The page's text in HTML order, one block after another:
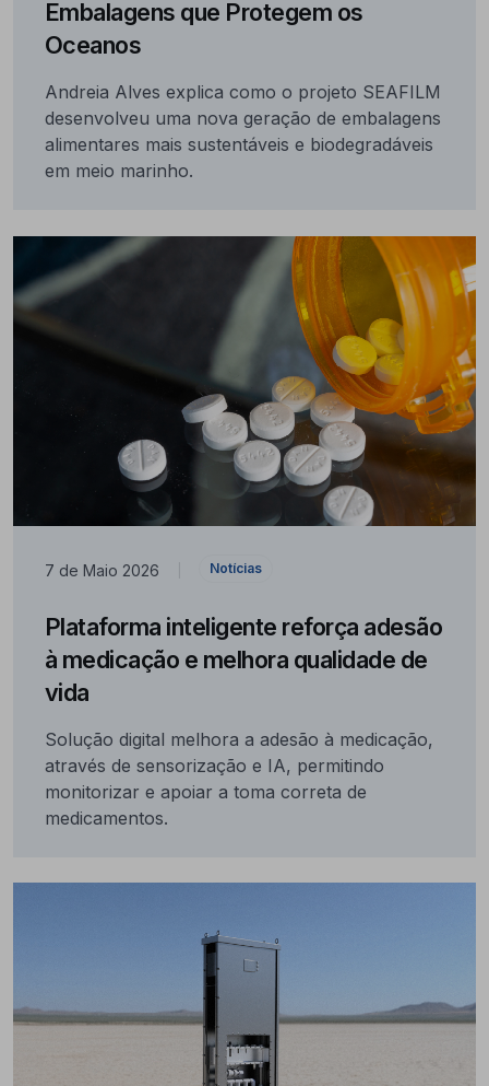
Embalagens que Protegem os
Oceanos
Andreia Alves explica como o projeto SEAFILM
desenvolveu uma nova geração de embalagens
alimentares mais sustentáveis e biodegradáveis
em meio marinho.
7 de Maio 2026 Notícias
Plataforma inteligente reforça adesão
à medicação e melhora qualidade de
vida
Solução digital melhora a adesão à medicação,
através de sensorização e IA, permitindo
monitorizar e apoiar a toma correta de
medicamentos.